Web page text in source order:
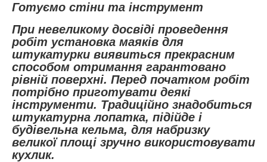
Готуємо стіни та інструмент
При невеликому досвіді проведення
робіт установка маяків для
штукатурки виявиться прекрасним
способом отримання гарантовано
рівній поверхні. Перед початком робіт
потрібно приготувати деякі
інструменти. Традиційно знадобиться
штукатурна лопатка, підійде і
будівельна кельма, для набризку
великої площі зручно використовувати
кухлик.